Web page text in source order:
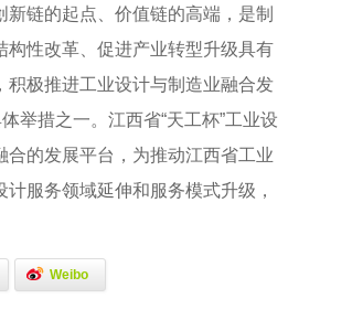
链的起点、价值链的高端，是制
性改革、促进产业转型升级具有
极推进工业设计与制造业融合发
举措之一。江西省“天工杯”工业设
的发展平台，为推动江西省工业
服务领域延伸和服务模式升级，
Weibo